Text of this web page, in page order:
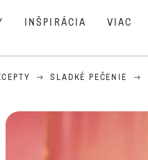
INŠPIRÁCIA VIAC
SLADKÉ PEČENIE